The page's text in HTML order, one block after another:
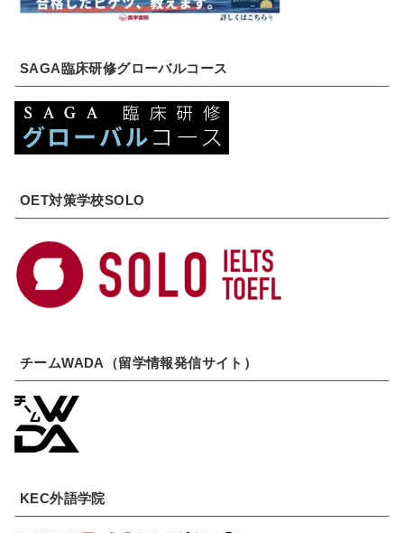
SAGA臨床研修グローバルコース
OET対策学校SOLO
チームWADA（留学情報発信サイト）
KEC外語学院